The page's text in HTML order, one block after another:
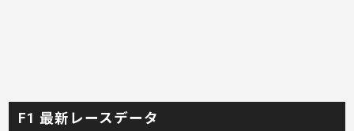
F1 最新レースデータ